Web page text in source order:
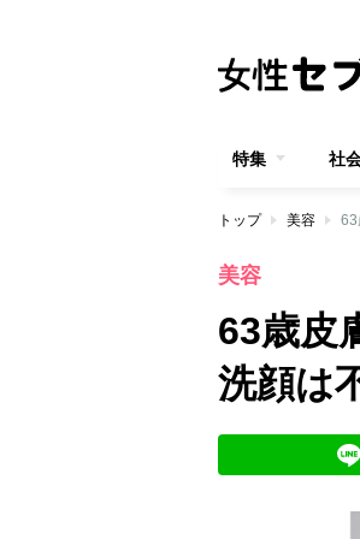
特集 社
トップ 美容 63
美容
63歳皮
洗顔は